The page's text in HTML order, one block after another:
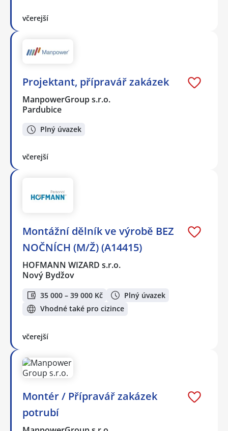
včerejší
Projektant, přípravář zakázek
ManpowerGroup s.r.o.
Pardubice
Plný úvazek
včerejší
Montážní dělník ve výrobě BEZ
NOČNÍCH (M/Ž) (A14415)
HOFMANN WIZARD s.r.o.
Nový Bydžov
35 000 – 39 000 Kč
Plný úvazek
Vhodné také pro cizince
včerejší
Montér / Přípravář zakázek
potrubí